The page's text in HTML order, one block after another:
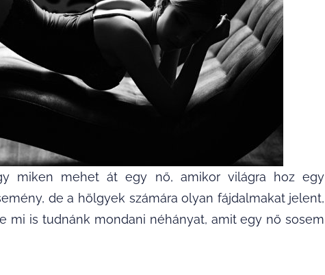
miken mehet át egy nő, amikor világra hoz egy
de a hölgyek számára olyan fájdalmakat jelent,
mi is tudnánk mondani néhányat, amit egy nő sosem